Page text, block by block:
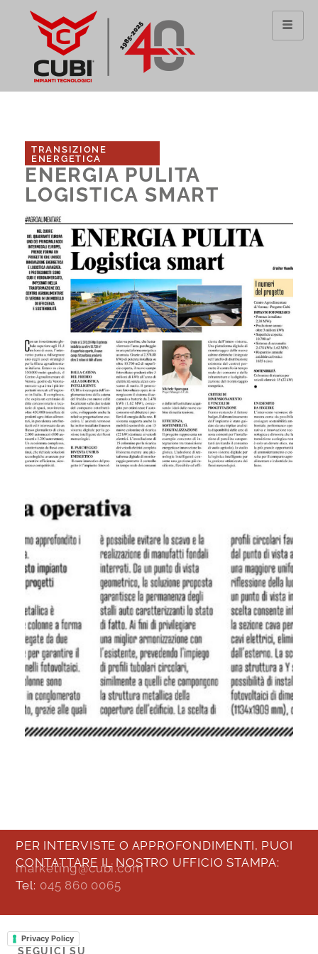
contenuto
TRANSIZIONE
ENERGETICA
ENERGIA PULITA
LOGISTICA SMART
PER INTERVISTE O APPROFONDIMENTI, PUOI
CONTATTARE IL NOSTRO UFFICIO STAMPA:
marketing@cubi.com
Tel: 045 860 0065
Privacy Policy
SEGUICI SU